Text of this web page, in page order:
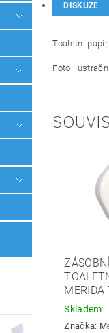
DISKUZE
Toaletní
Foto
MERIDA
Skladem
Značka: